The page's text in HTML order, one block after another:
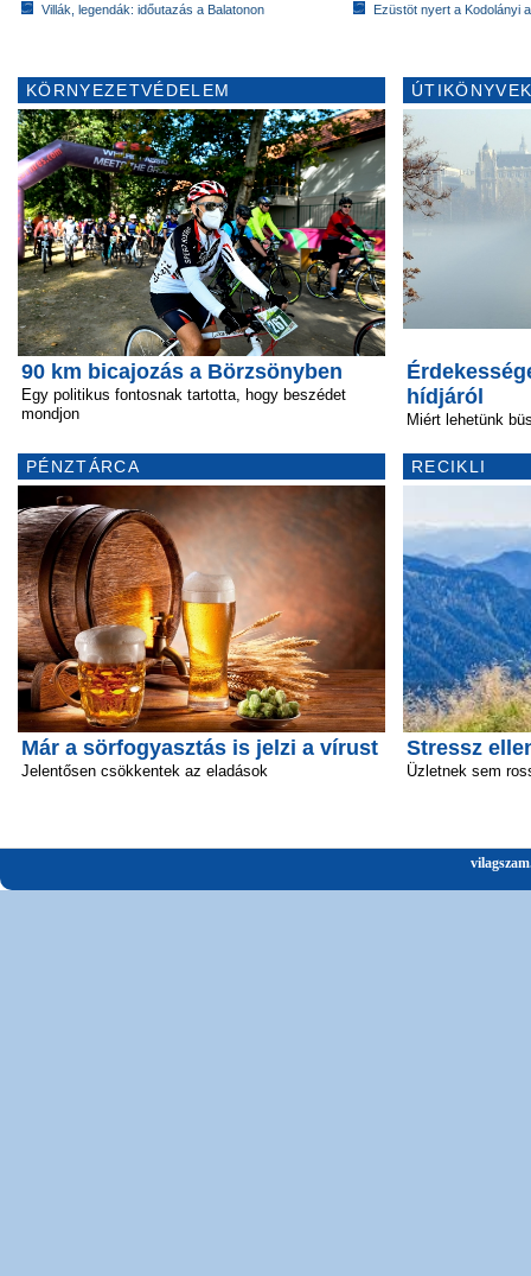
Villák, legendák: időutazás a Balatonon
Ezüstöt nyert a Kodolányi
KÖRNYEZETVÉDELEM
90 km bicajozás a Börzsönyben
Egy politikus fontosnak tartotta, hogy beszédet
mondjon
PÉNZTÁRCA
Már a sörfogyasztás is jelzi a vírust
Jelentősen csökkentek az eladások
hídjáról
Miért lehetünk
RECIKLI
Stressz
Üzletnek sem